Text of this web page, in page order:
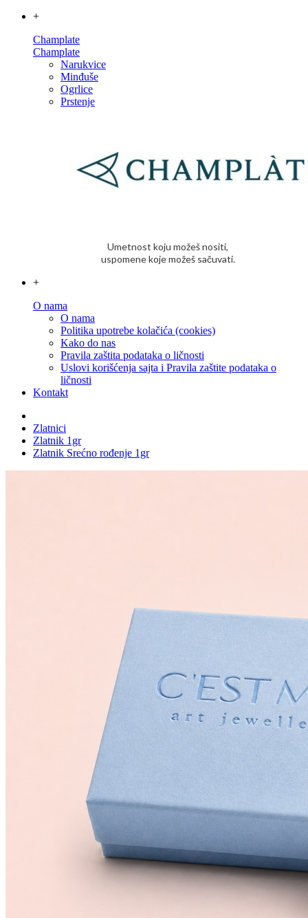
+
Champlate
Champlate
Narukvice
Minđuše
Ogrlice
Prstenje
Umetnost koju možeš nositi,
uspomene koje možeš sačuvati.
+
O nama
O nama
Politika upotrebe kolačića (cookies)
Kako do nas
Pravila zaštita podataka o ličnosti
Uslovi korišćenja sajta i Pravila zaštite podataka o
ličnosti
Kontakt
Zlatnici
Zlatnik 1gr
Zlatnik Srećno rođenje 1gr